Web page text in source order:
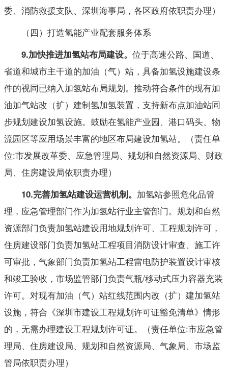
委、消防救援支队、深圳海事局，各区政府依职责办理）
（四）打造氢能产业配套服务体系
9.加快推进加氢站布局建设。 位于高速公路、国道、
省道和城市主干道的加油（气）站，具备加氢设施建设条
件的视同已纳入加氢站布局规划。推动符合条件的现有加
油加气站改（扩）建制氢加氢装置，支持新布点加油站同
步规划建设加氢设施。鼓励在氢能产业园、港口码头、物
流园区等应用场景丰富的地区布局建设加氢站。（责任单
位:市发展改革委、应急管理局、规划和自然资源局、财政
局、住房建设局依职责办理）
10.完善加氢站建设运营机制。 加氢站参照危化品管
理，应急管理部门作为加氢站行业主管部门。规划和自然
资源部门负责加氢站建设用地规划许可、工程规划许可，
住房建设部门负责加氢站工程项目消防设计审查、施工许
可审批，气象部门负责加氢站工程雷电防护装置设计审核
和竣工验收，市场监管部门负责气瓶/移动式压力容器充装
许可。对现有加油（气）站红线范围内改（扩）建加氢站
设施，符合《深圳市建设工程规划许可证豁免清单》情形
的，无需办理建设工程规划许可证。（责任单位:市应急管
理局、住房建设局、规划和自然资源局、气象局、市场监
管局依职责办理）